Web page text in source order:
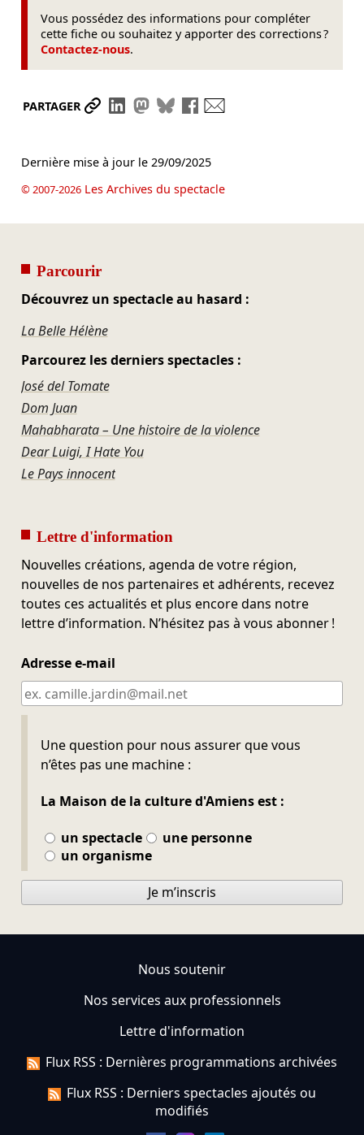
Vous possédez des informations pour compléter
cette fiche ou souhaitez y apporter des corrections ?
Contactez-nous.
PARTAGER Partager le lien
Partager sur LinkedIn
Partager sur Mastodon
Partager sur Bluesky
Partager sur Facebook
Dernière mise à jour le 29/09/2025
© 2007-2026Les Archives du spectacle
Parcourir
Découvrez un spectacle au hasard :
La Belle Hélène
Parcourez les derniers spectacles :
José del Tomate
Dom Juan
Mahabharata – Une histoire de la violence
Dear Luigi, I Hate You
Le Pays innocent
Lettre d'information
Nouvelles créations, agenda de votre région,
nouvelles de nos partenaires et adhérents, recevez
toutes ces actualités et plus encore dans notre
lettre d’information. N’hésitez pas à vous abonner !
Adresse e-mail
Une question pour nous assurer que vous
n’êtes pas une machine :
La Maison de la culture d'Amiens est :
un spectacle
une personne
un organisme
Ne pas remplir
Je m’inscris
Nous soutenir
Nos services aux professionnels
Lettre d'information
Flux RSS : Dernières programmations archivées
Flux RSS : Derniers spectacles ajoutés ou
modifiés